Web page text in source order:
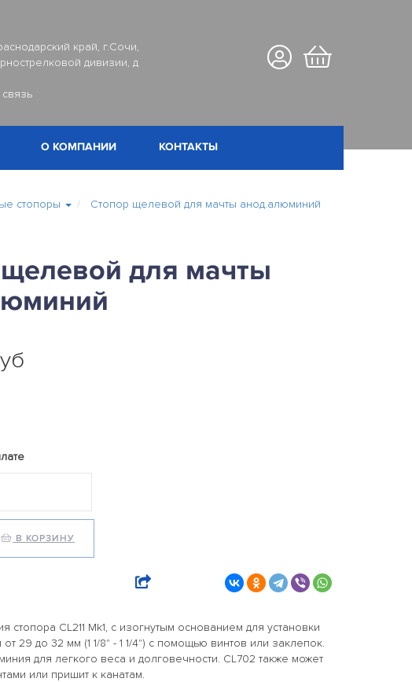
край, г.Сочи,
дивизии, д
О КОМПАНИИ КОНТАКТЫ
стопоры Стопор щелевой для мачты анод.алюминий
для мачты
В КОРЗИНУ
стопора CL211 Mk1, с изогнутым основанием для установки
29 до 32 мм (1 1/8" - 1 1/4") с помощью винтов или заклепок.
для легкого веса и долговечности. CL702 также может
или пришит к канатам.